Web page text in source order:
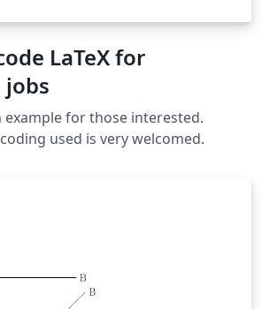
LaTeX for
example for those interested.
used is very welcomed.